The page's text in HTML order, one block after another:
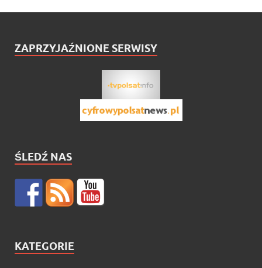
ZAPRZYJAŹNIONE SERWISY
ŚLEDŹ NAS
KATEGORIE